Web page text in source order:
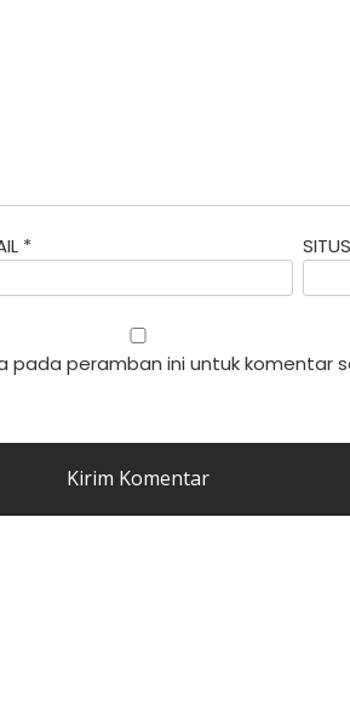
*
pada peramban ini untuk komentar